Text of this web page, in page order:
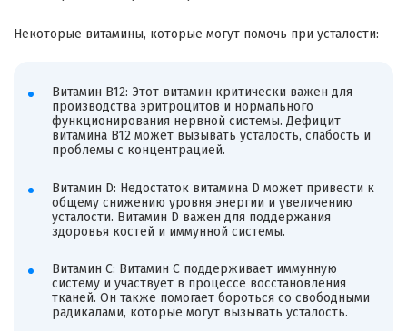
Некоторые витамины, которые могут помочь при усталости:
Витамин B12: Этот витамин критически важен для
производства эритроцитов и нормального
функционирования нервной системы. Дефицит
витамина B12 может вызывать усталость, слабость и
проблемы с концентрацией.
Витамин D: Недостаток витамина D может привести к
общему снижению уровня энергии и увеличению
усталости. Витамин D важен для поддержания
здоровья костей и иммунной системы.
Витамин C: Витамин C поддерживает иммунную
систему и участвует в процессе восстановления
тканей. Он также помогает бороться со свободными
радикалами, которые могут вызывать усталость.